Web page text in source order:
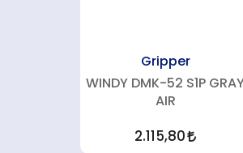
Gripper
WINDY DMK-52 S1P
AIR
2.115,80